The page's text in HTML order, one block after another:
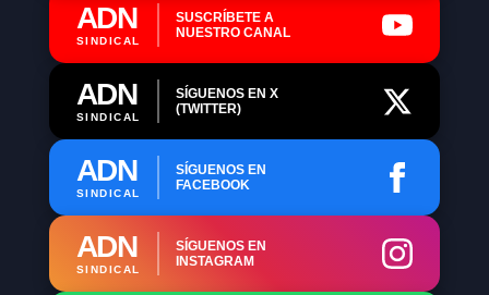
ADN
SINDICAL
SUSCRÍBETE A
NUESTRO CANAL
ADN
SINDICAL
SÍGUENOS EN X
(TWITTER)
ADN
SINDICAL
SÍGUENOS EN
FACEBOOK
ADN
SINDICAL
SÍGUENOS EN
INSTAGRAM